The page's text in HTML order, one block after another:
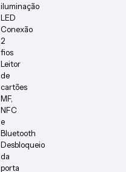
iluminação
LED
Conexão
2
fios
Leitor
de
cartões
MF,
NFC
e
Bluetooth
Desbloqueio
da
porta